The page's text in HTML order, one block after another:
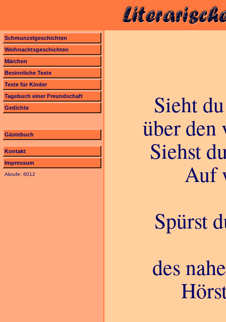
Schmunzelgeschichten
Weihnachtsgeschichten
Märchen
Besinnliche Texte
Texte für Kinder
Tagebuch einer Freundschaft
Gedichte
Gästebuch
Kontakt
Impressum
Abrufe: 6012
Sieht
über den
Siehst
Auf
Spürst
des